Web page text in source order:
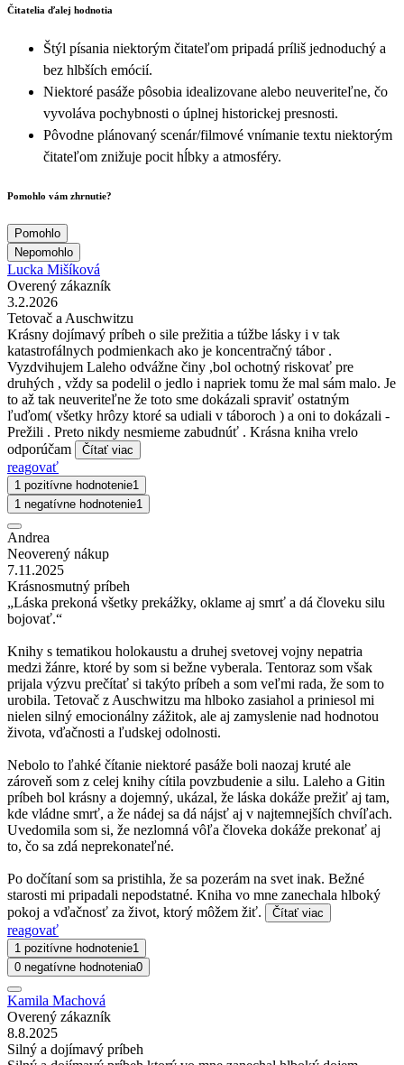
Čitatelia ďalej hodnotia
Štýl písania niektorým čitateľom pripadá príliš jednoduchý a
bez hlbších emócií.
Niektoré pasáže pôsobia idealizovane alebo neuveriteľne, čo
vyvoláva pochybnosti o úplnej historickej presnosti.
Pôvodne plánovaný scenár/filmové vnímanie textu niektorým
čitateľom znižuje pocit hĺbky a atmosféry.
Pomohlo vám zhrnutie?
Pomohlo
Nepomohlo
Lucka Mišíková
Overený zákazník
3.2.2026
Tetovač a Auschwitzu
Krásny dojímavý príbeh o sile prežitia a túžbe lásky i v tak
katastrofálnych podmienkach ako je koncentračný tábor .
Vyzdvihujem Laleho odvážne činy ,bol ochotný riskovať pre
druhých , vždy sa podelil o jedlo i napriek tomu že mal sám malo. Je
to až tak neuveriteľne že toto sme dokázali spraviť ostatným
ľuďom( všetky hrôzy ktoré sa udiali v táboroch ) a oni to dokázali -
Prežili . Preto nikdy nesmieme zabudnúť . Krásna kniha vrelo
odporúčam
Čítať viac
reagovať
1 pozitívne hodnotenie1
1 negatívne hodnotenie1
Andrea
Neoverený nákup
7.11.2025
Krásnosmutný príbeh
„Láska prekoná všetky prekážky, oklame aj smrť a dá človeku silu
bojovať.“
Knihy s tematikou holokaustu a druhej svetovej vojny nepatria
medzi žánre, ktoré by som si bežne vyberala. Tentoraz som však
prijala výzvu prečítať si takýto príbeh a som veľmi rada, že som to
urobila. Tetovač z Auschwitzu ma hlboko zasiahol a priniesol mi
nielen silný emocionálny zážitok, ale aj zamyslenie nad hodnotou
života, vďačnosti a ľudskej odolnosti.
Nebolo to ľahké čítanie niektoré pasáže boli naozaj kruté ale
zároveň som z celej knihy cítila povzbudenie a silu. Laleho a Gitin
príbeh bol krásny a dojemný, ukázal, že láska dokáže prežiť aj tam,
kde vládne smrť, a že nádej sa dá nájsť aj v najtemnejších chvíľach.
Uvedomila som si, že nezlomná vôľa človeka dokáže prekonať aj
to, čo sa zdá neprekonateľné.
Po dočítaní som sa pristihla, že sa pozerám na svet inak. Bežné
starosti mi pripadali nepodstatné. Kniha vo mne zanechala hlboký
pokoj a vďačnosť za život, ktorý môžem žiť.
Čítať viac
reagovať
1 pozitívne hodnotenie1
0 negatívne hodnotenia0
Kamila Machová
Overený zákazník
8.8.2025
Silný a dojímavý príbeh